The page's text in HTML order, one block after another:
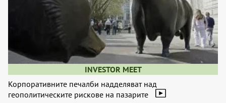
INVESTOR MEET
Корпоративните печалби надделяват над
геополитическите рискове на пазарите